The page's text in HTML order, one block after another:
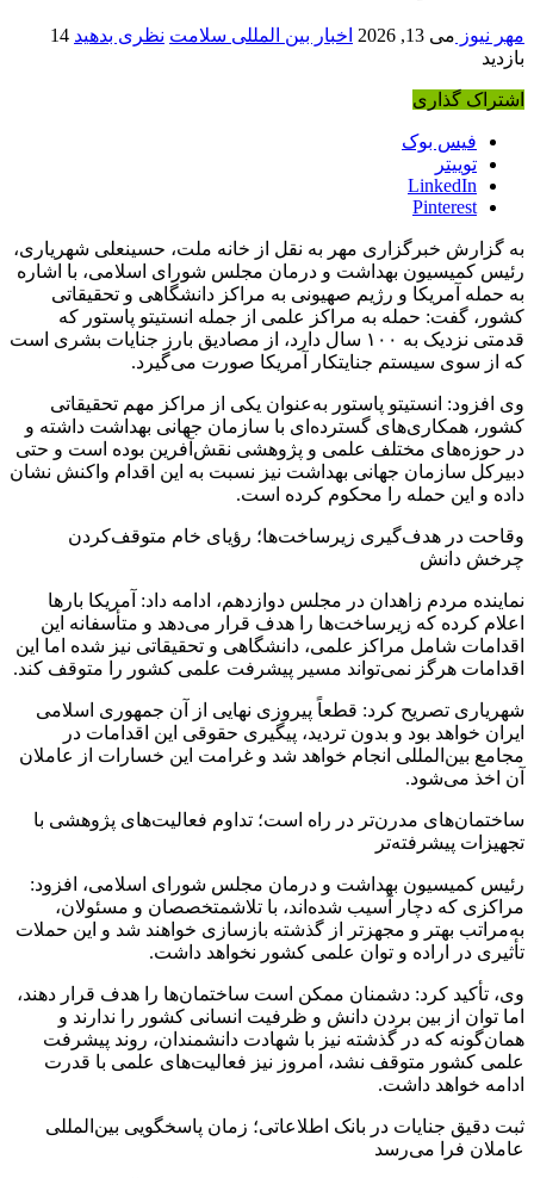
مهر نیوز می 13, 2026 اخبار بین المللی سلامت نظری بدهید 14
بازدید
اشتراک گذاری
فیس بوک
توییتر
LinkedIn
Pinterest
به گزارش خبرگزاری مهر به نقل از خانه ملت، حسینعلی شهریاری،
رئیس کمیسیون بهداشت و درمان مجلس شورای اسلامی، با اشاره
به حمله آمریکا و رژیم صهیونی به مراکز دانشگاهی و تحقیقاتی
کشور، گفت: حمله به مراکز علمی از جمله انستیتو پاستور که
قدمتی نزدیک به ۱۰۰ سال دارد، از مصادیق بارز جنایات بشری است
که از سوی سیستم جنایتکار آمریکا صورت می‌گیرد.
وی افزود: انستیتو پاستور به‌عنوان یکی از مراکز مهم تحقیقاتی
کشور، همکاری‌های گسترده‌ای با سازمان جهانی بهداشت داشته و
در حوزه‌های مختلف علمی و پژوهشی نقش‌آفرین بوده است و حتی
دبیرکل سازمان جهانی بهداشت نیز نسبت به این اقدام واکنش نشان
داده و این حمله را محکوم کرده است.
وقاحت در هدف‌گیری زیرساخت‌ها؛ رؤیای خام متوقف‌کردن
چرخش دانش
نماینده مردم زاهدان در مجلس دوازدهم، ادامه داد: آمریکا بارها
اعلام کرده که زیرساخت‌ها را هدف قرار می‌دهد و متأسفانه این
اقدامات شامل مراکز علمی، دانشگاهی و تحقیقاتی نیز شده اما این
اقدامات هرگز نمی‌تواند مسیر پیشرفت علمی کشور را متوقف کند.
شهریاری تصریح کرد: قطعاً پیروزی نهایی از آن جمهوری اسلامی
ایران خواهد بود و بدون تردید، پیگیری حقوقی این اقدامات در
مجامع بین‌المللی انجام خواهد شد و غرامت این خسارات از عاملان
آن اخذ می‌شود.
ساختمان‌های مدرن‌تر در راه است؛ تداوم فعالیت‌های پژوهشی با
تجهیزات پیشرفته‌تر
رئیس کمیسیون بهداشت و درمان مجلس شورای اسلامی، افزود:
مراکزی که دچار آسیب شده‌اند، با تلاشمتخصصان و مسئولان،
به‌مراتب بهتر و مجهزتر از گذشته بازسازی خواهند شد و این حملات
تأثیری در اراده و توان علمی کشور نخواهد داشت.
وی، تأکید کرد: دشمنان ممکن است ساختمان‌ها را هدف قرار دهند،
اما توان از بین بردن دانش و ظرفیت انسانی کشور را ندارند و
همان‌گونه که در گذشته نیز با شهادت دانشمندان، روند پیشرفت
علمی کشور متوقف نشد، امروز نیز فعالیت‌های علمی با قدرت
ادامه خواهد داشت.
ثبت دقیق جنایات در بانک اطلاعاتی؛ زمان پاسخگویی بین‌المللی
عاملان فرا می‌رسد